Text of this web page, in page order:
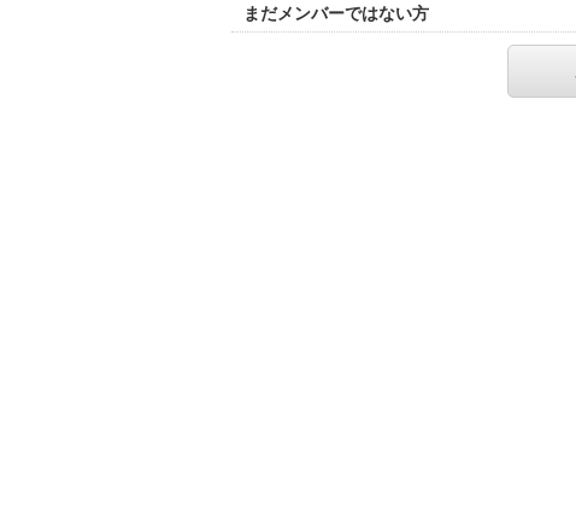
まだメンバーではない方